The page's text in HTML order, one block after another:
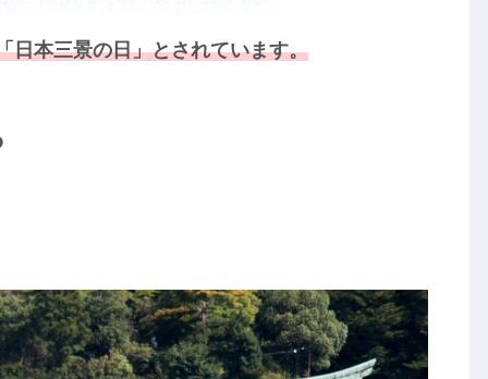
日本三景の日」とされています。